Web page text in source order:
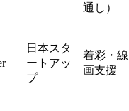
通し）
日本スタ
ートアッ
プ
着彩・線
画支援